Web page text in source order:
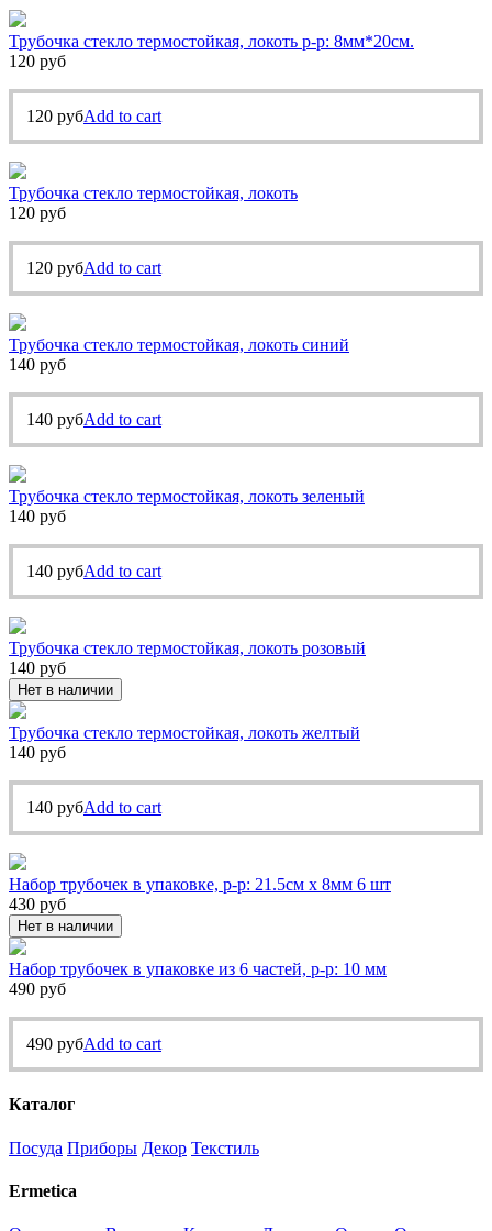
Трубочка стекло термостойкая, локоть р-р: 8мм*20см.
120 руб
120 рубAdd to cart
Трубочка стекло термостойкая, локоть
120 руб
120 рубAdd to cart
Трубочка стекло термостойкая, локоть синий
140 руб
140 рубAdd to cart
Трубочка стекло термостойкая, локоть зеленый
140 руб
140 рубAdd to cart
Трубочка стекло термостойкая, локоть розовый
140 руб
Нет в наличии
Трубочка стекло термостойкая, локоть желтый
140 руб
140 рубAdd to cart
Набор трубочек в упаковке, р-р: 21.5см х 8мм 6 шт
430 руб
Нет в наличии
Набор трубочек в упаковке из 6 частей, р-р: 10 мм
490 руб
490 рубAdd to cart
Каталог
Посуда Приборы Декор Текстиль
Ermetica